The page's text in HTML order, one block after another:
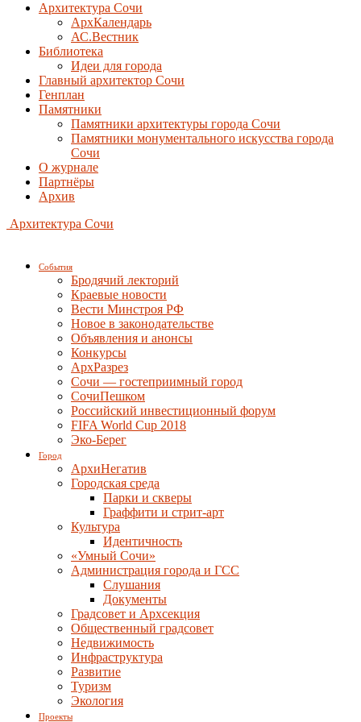
Архитектура Сочи
АрхКалендарь
АС.Вестник
Библиотека
Идеи для города
Главный архитектор Сочи
Генплан
Памятники
Памятники архитектуры города Сочи
Памятники монументального искусства города
Сочи
О журнале
Партнёры
Архив
Архитектура Сочи
События
Бродячий лекторий
Краевые новости
Вести Минстроя РФ
Новое в законодательстве
Объявления и анонсы
Конкурсы
АрхРазрез
Сочи — гостеприимный город
СочиПешком
Российский инвестиционный форум
FIFA World Cup 2018
Эко-Берег
Город
АрхиНегатив
Городская среда
Парки и скверы
Граффити и стрит-арт
Культура
Идентичность
«Умный Сочи»
Администрация города и ГСС
Слушания
Документы
Градсовет и Архсекция
Общественный градсовет
Недвижимость
Инфраструктура
Развитие
Туризм
Экология
Проекты